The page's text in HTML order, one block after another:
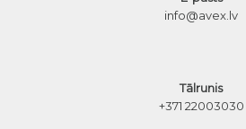
info@avex.lv
Tālrunis
+371 22003030